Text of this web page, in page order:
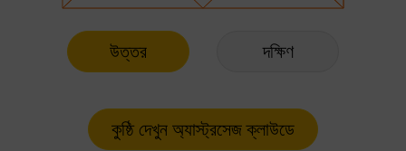
উত্তর দক্ষিণ